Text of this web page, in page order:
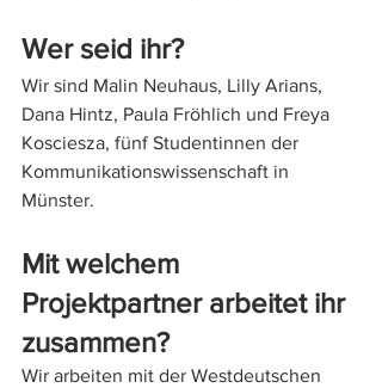
Wer seid ihr?
Wir sind Malin Neuhaus, Lilly Arians,
Dana Hintz, Paula Fröhlich und Freya
Kosciesza, fünf Studentinnen der
Kommunikationswissenschaft in
Münster.
Mit welchem
Projektpartner arbeitet ihr
zusammen?
Wir arbeiten mit der Westdeutschen